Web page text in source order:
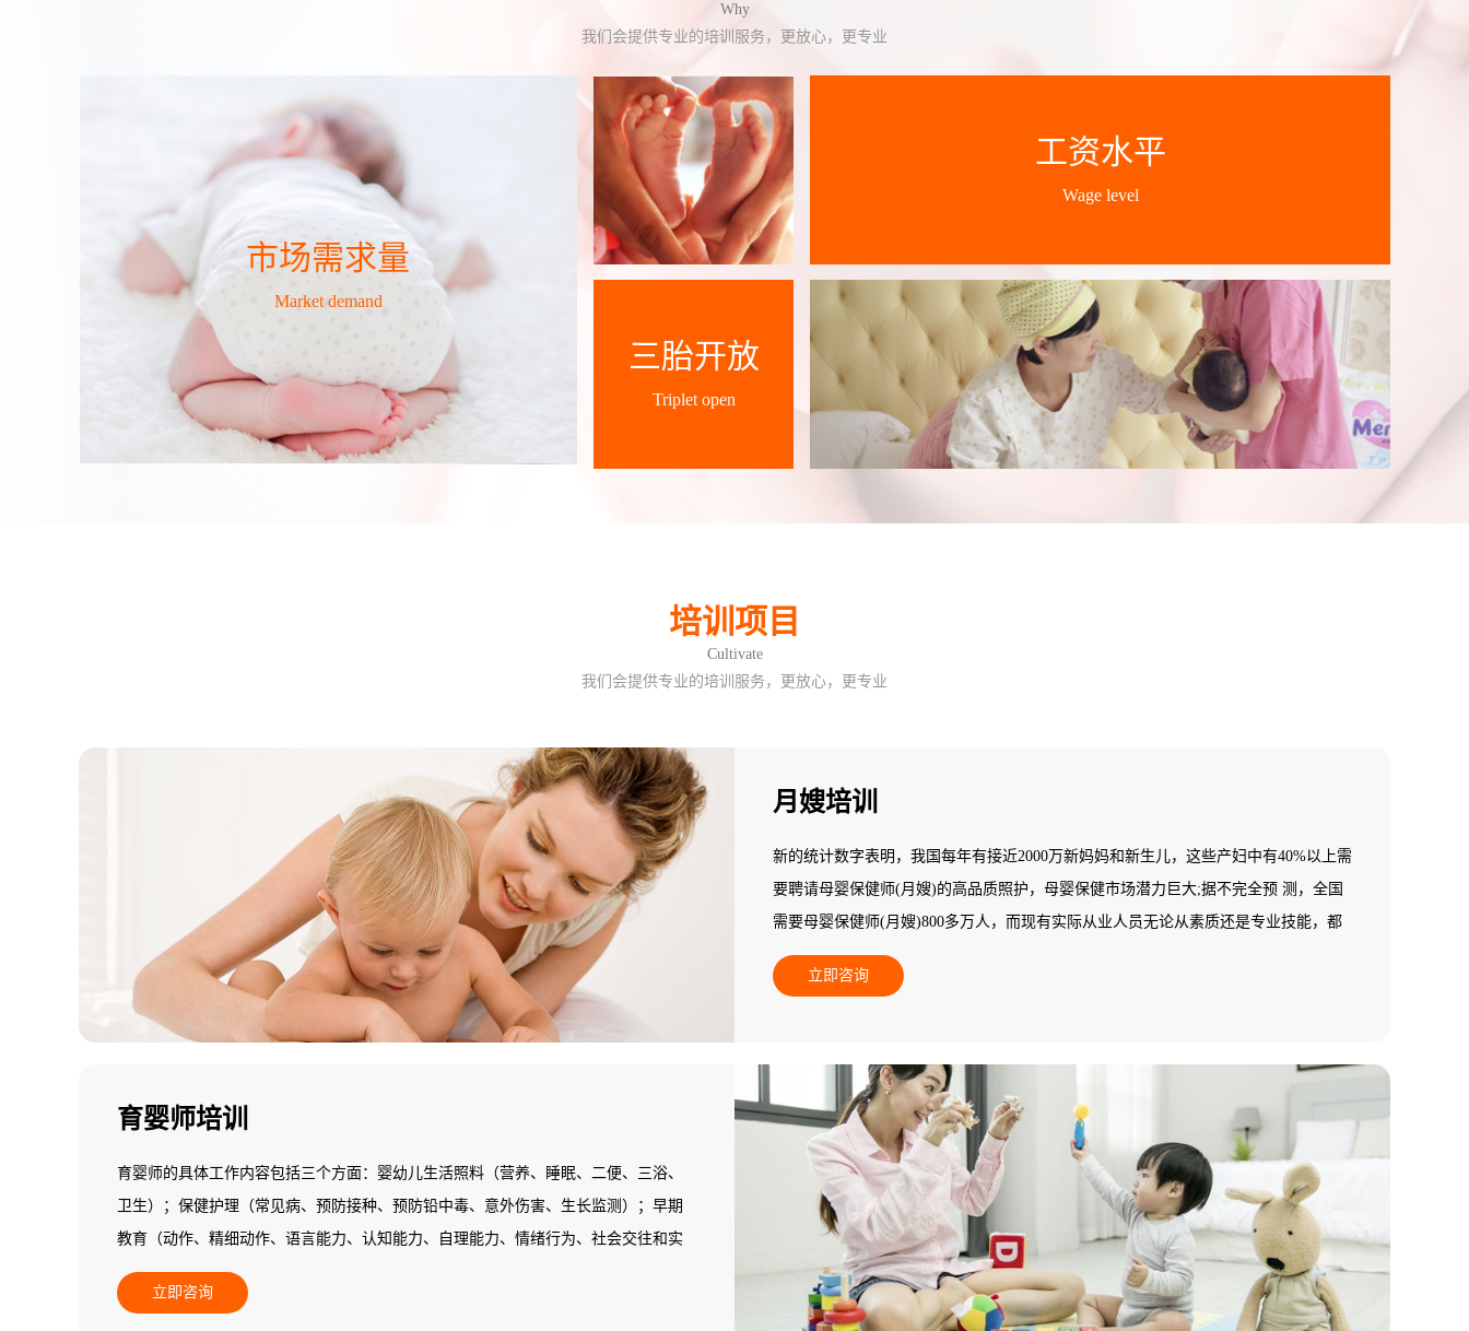
Why
我们会提供专业的培训服务，更放心，更专业
市场需求量
Market demand
工资水平
Wage level
三胎开放
Triplet open
培训项目
Cultivate
我们会提供专业的培训服务，更放心，更专业
月嫂培训
新的统计数字表明，我国每年有接近2000万新妈妈和新生儿，这些产妇中有40%以上需
要聘请母婴保健师(月嫂)的高品质照护，母婴保健市场潜力巨大;据不完全预 测，全国
需要母婴保健师(月嫂)800多万人，而现有实际从业人员无论从素质还是专业技能，都
不能满足新妈妈为追求心身保健而指导与服务的高端需求;在一个中等城市其数量少于5
人，95%以上的县级地区专业母婴保健师(月嫂)数量基本为零，全国母婴保健市场一片
立即咨询
育婴师培训
育婴师的具体工作内容包括三个方面：婴幼儿生活照料（营养、睡眠、二便、三浴、
卫生）；保健护理（常见病、预防接种、预防铅中毒、意外伤害、生长监测）；早期
教育（动作、精细动作、语言能力、认知能力、自理能力、情绪行为、社会交往和实
施个别化教学）。
立即咨询